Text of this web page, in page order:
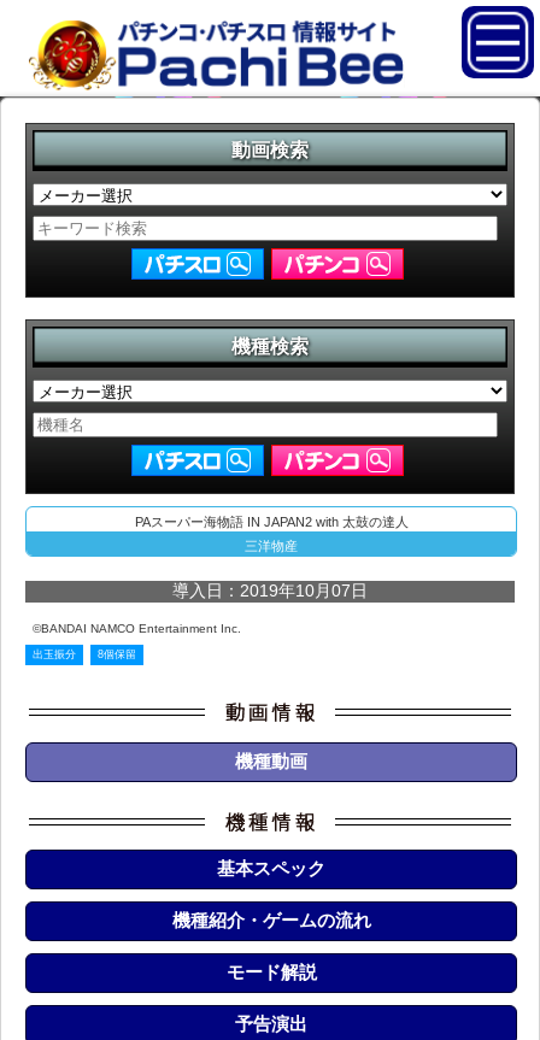
動画検索
機種検索
PAスーパー海物語 IN JAPAN2 with 太鼓の達人
三洋物産
導入日：2019年10月07日
©BANDAI NAMCO Entertainment Inc.
出玉振分 8個保留
機種動画
基本スペック
機種紹介・ゲームの流れ
モード解説
予告演出